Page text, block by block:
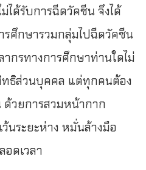
ได้รับการฉีดวัคซีน จึงได้
ศึกษารวมกลุ่มไปฉีดวัคซีน
กรทางการศึกษาท่านใดไม่
ธิส่วนบุคคล แต่ทุกคนต้อง
ด้วยการสวมหน้ากาก
นระยะห่าง หมั่นล้างมือ
ดเวลา